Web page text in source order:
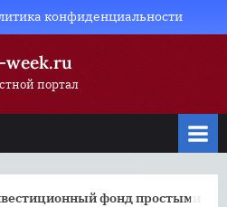
конфиденциальности
week.ru
портал
фонд простыми